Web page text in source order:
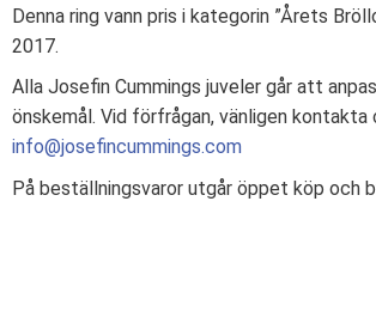
Denna ring vann pris i kategorin ”Årets
2017.
Alla Josefin Cummings juveler går att
önskemål. Vid förfrågan, vänligen kontakta
info@josefincummings.com
På beställningsvaror utgår öppet köp och